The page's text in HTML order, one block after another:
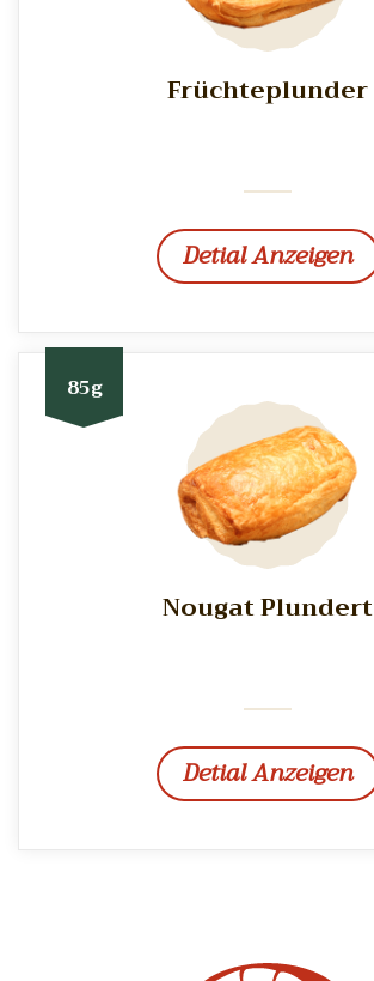
Früchteplunder
Detial Anzeigen
85g
Nougat Plundert
Detial Anzeigen